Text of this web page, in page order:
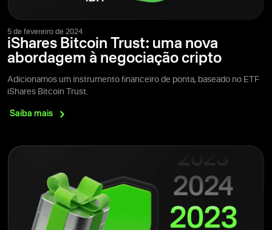
5 de fevereiro de 2024
iShares Bitcoin Trust: uma nova
abordagem à negociação cripto
Adicionamos um instrumento financeiro de ponta, baseado no ETF
iShares Bitcoin Trust.
Saiba mais